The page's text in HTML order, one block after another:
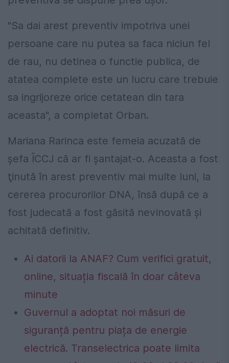
"Sa dai arest preventiv impotriva unei
persoane care nu putea sa faca niciun fel
de rau, nu detinea o functie publica, de
atatea complete este un lucru care trebuie
sa ingrijoreze orice cetatean din tara
aceasta", a completat Orban.
Mariana Rarinca este femeia acuzată de
şefa ÎCCJ că ar fi şantajat-o. Aceasta a fost
ţinută în arest preventiv mai multe luni, la
cererea procurorilor DNA, însă după ce a
fost judecată a fost găsită nevinovată şi
achitată definitiv.
Ai datorii la ANAF? Cum verifici gratuit,
online, situația fiscală în doar câteva
minute
Guvernul a adoptat noi măsuri de
siguranță pentru piața de energie
electrică. Transelectrica poate limita